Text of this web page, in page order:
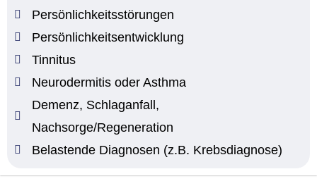
Persönlichkeitsstörungen
Persönlichkeitsentwicklung
Tinnitus
Neurodermitis oder Asthma
Demenz, Schlaganfall,
Nachsorge/Regeneration
Belastende Diagnosen (z.B. Krebsdiagnose)